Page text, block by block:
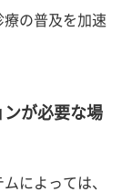
の普及を加速
が必要な場
によっては、